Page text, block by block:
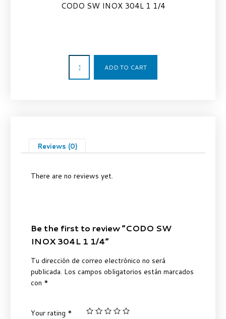
CODO SW INOX 304L 1 1/4
ADD TO CART
Reviews (0)
There are no reviews yet.
Be the first to review “CODO SW
INOX 304L 1 1/4”
Tu dirección de correo electrónico no será
publicada. Los campos obligatorios están marcados
con *
Your rating *